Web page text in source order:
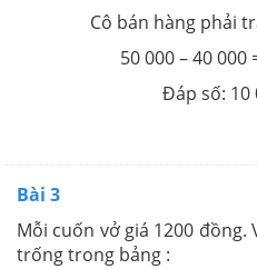
Cô bán hàng phải
50 000 – 40 000
Đáp số: 10
Bài 3
Mỗi cuốn vở giá 1200
trống trong bảng :